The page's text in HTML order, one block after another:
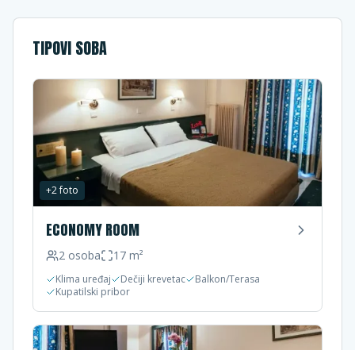
TIPOVI SOBA
+2foto
ECONOMY ROOM
2 osoba 17 m²
Klima uređaj Dečiji krevetac
Balkon/Terasa
Kupatilski pribor